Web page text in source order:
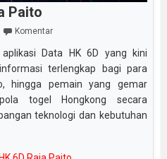
Paito
Komentar
Data HK 6D yang kini
terlengkap bagi para
hingga pemain yang gemar
togel Hongkong secara
teknologi dan kebutuhan